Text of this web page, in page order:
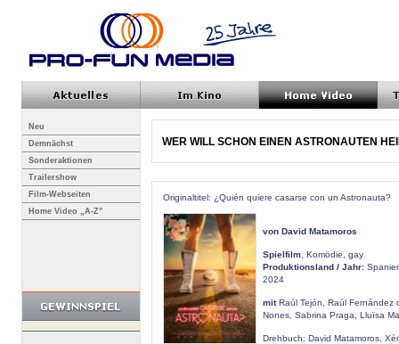
Neu
Demnächst
Sonderaktionen
Trailershow
Film-Webseiten
Home Video „A-Z”
WER WILL SCHON EINEN ASTRONAUTEN
Originaltitel: ¿Quién quiere casarse con un Astronauta?
von David Matamoros
Spielfilm , Komödie, gay
Produktionsland / Jahr:
2024
mitRaúl Tejón, Raúl Fernández
Nones, Sabrina Praga, Lluïsa
Drehbuch: David Matamoros,